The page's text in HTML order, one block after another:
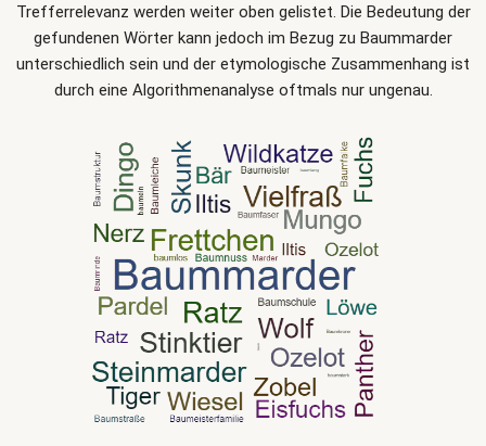
Trefferrelevanz werden weiter oben gelistet. Die Bedeutung der
gefundenen Wörter kann jedoch im Bezug zu Baummarder
unterschiedlich sein und der etymologische Zusammenhang ist
durch eine Algorithmenanalyse oftmals nur ungenau.